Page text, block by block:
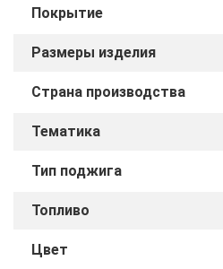
Покрытие
Размеры изделия
Страна производства
Тематика
Тип поджига
Топливо
Цвет